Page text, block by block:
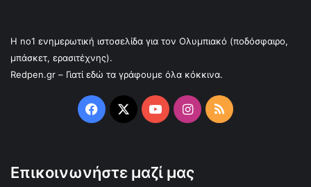
Η no1 ενημερωτική ιστοσελίδα για τον Ολυμπιακό (ποδόσφαιρο,
μπάσκετ, ερασιτέχνης).
Redpen.gr – Γιατί εδώ τα γράφουμε όλα κόκκινα.
Facebook
X YouTubeInstagram
RSS
Επικοινωνήστε μαζί μας